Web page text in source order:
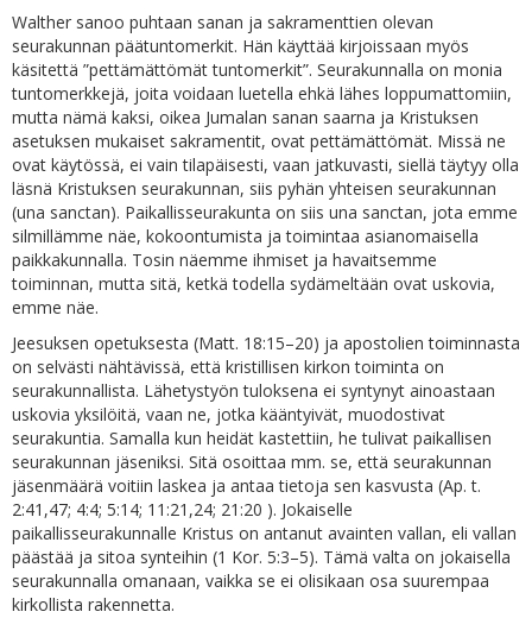
Walther sanoo puhtaan sanan ja sakramenttien olevan
seurakunnan päätuntomerkit. Hän käyttää kirjoissaan myös
käsitettä ”pettämättömät tuntomerkit”. Seurakunnalla on monia
tuntomerkkejä, joita voidaan luetella ehkä lähes loppumattomiin,
mutta nämä kaksi, oikea Jumalan sanan saarna ja Kristuksen
asetuksen mukaiset sakramentit, ovat pettämättömät. Missä ne
ovat käytössä, ei vain tilapäisesti, vaan jatkuvasti, siellä täytyy olla
läsnä Kristuksen seurakunnan, siis pyhän yhteisen seurakunnan
(una sanctan). Paikallisseurakunta on siis una sanctan, jota emme
silmillämme näe, kokoontumista ja toimintaa asianomaisella
paikkakunnalla. Tosin näemme ihmiset ja havaitsemme
toiminnan, mutta sitä, ketkä todella sydämeltään ovat uskovia,
emme näe.
Jeesuksen opetuksesta (Matt. 18:15–20) ja apostolien toiminnasta
on selvästi nähtävissä, että kristillisen kirkon toiminta on
seurakunnallista. Lähetystyön tuloksena ei syntynyt ainoastaan
uskovia yksilöitä, vaan ne, jotka kääntyivät, muodostivat
seurakuntia. Samalla kun heidät kastettiin, he tulivat paikallisen
seurakunnan jäseniksi. Sitä osoittaa mm. se, että seurakunnan
jäsenmäärä voitiin laskea ja antaa tietoja sen kasvusta (Ap. t.
2:41,47; 4:4; 5:14; 11:21,24; 21:20 ). Jokaiselle
paikallisseurakunnalle Kristus on antanut avainten vallan, eli vallan
päästää ja sitoa synteihin (1 Kor. 5:3–5). Tämä valta on jokaisella
seurakunnalla omanaan, vaikka se ei olisikaan osa suurempaa
kirkollista rakennetta.